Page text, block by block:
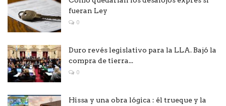
fueran Ley
0
Duro revés legislativo para la LLA. Bajó la
compra de tierra...
0
Hissa y una obra lógica : él trueque y la